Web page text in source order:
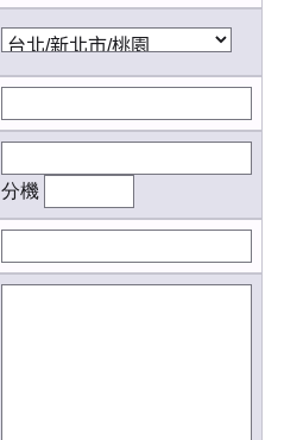
分機